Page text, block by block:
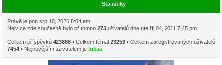
Statistiky
Právě je pon srp 10, 2026 8:04 am
Nejvíce zde současně bylo přítomno 273 uživatelů dne úte říj 04, 2011 7:45 pm
Celkem příspěvků 423888 • Celkem témat 23253 • Celkem zaregistrovaných uživatelů
7454 • Nejnovějším uživatelem je lukas